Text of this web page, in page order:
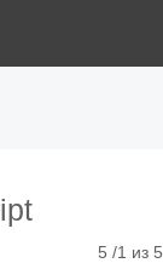
5 /1 из 5